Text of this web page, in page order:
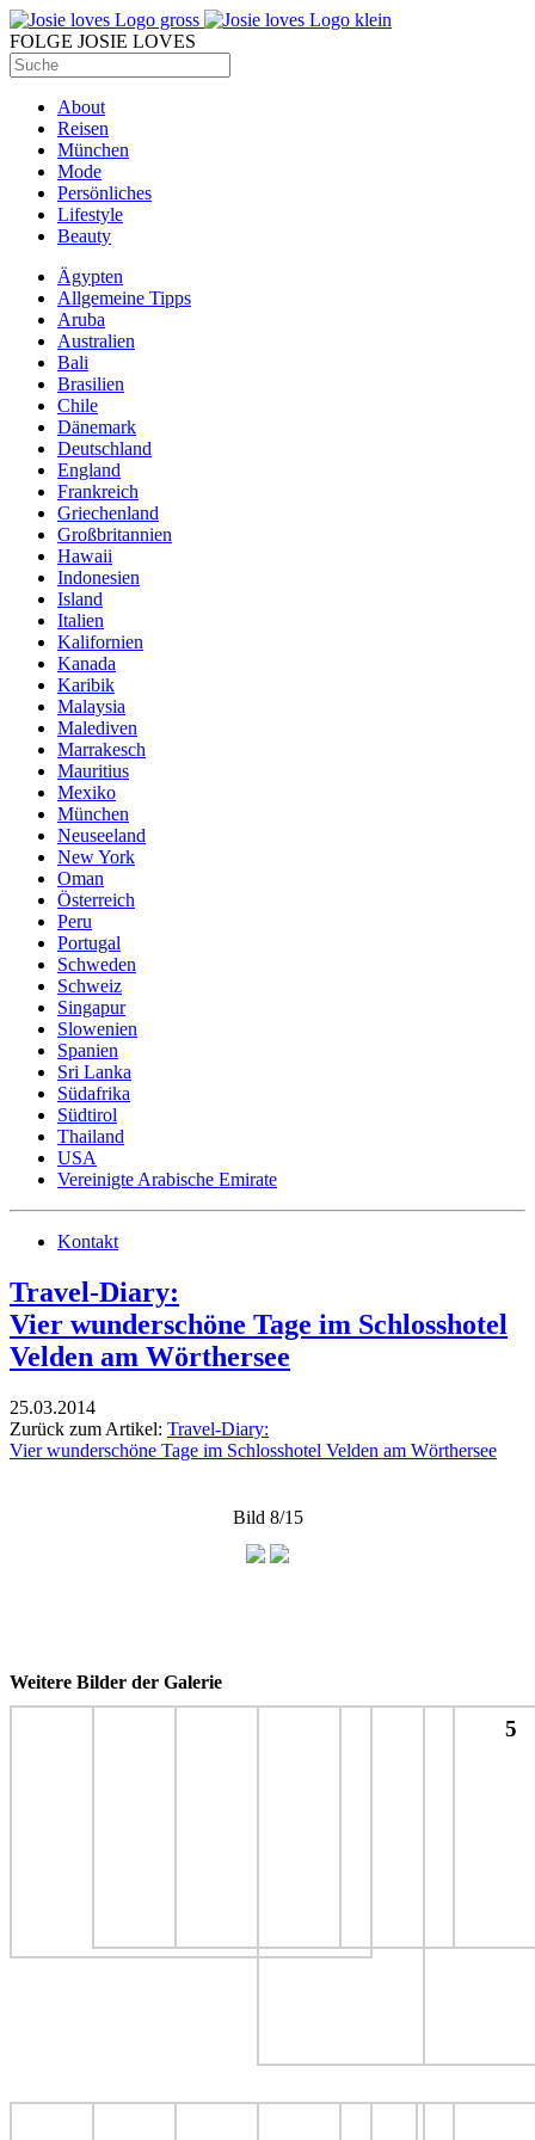
FOLGE JOSIE LOVES
About
Reisen
München
Mode
Persönliches
Lifestyle
Beauty
Ägypten
Allgemeine Tipps
Aruba
Australien
Bali
Brasilien
Chile
Dänemark
Deutschland
England
Frankreich
Griechenland
Großbritannien
Hawaii
Indonesien
Island
Italien
Kalifornien
Kanada
Karibik
Malaysia
Malediven
Marrakesch
Mauritius
Mexiko
München
Neuseeland
New York
Oman
Österreich
Peru
Portugal
Schweden
Schweiz
Singapur
Slowenien
Spanien
Sri Lanka
Südafrika
Südtirol
Thailand
USA
Vereinigte Arabische Emirate
Kontakt
Travel-Diary:
Vier wunderschöne Tage im Schlosshotel
Velden am Wörthersee
25.03.2014
Zurück zum Artikel: Travel-Diary:
Vier wunderschöne Tage im Schlosshotel Velden am Wörthersee
Bild 8/15
Weitere Bilder der Galerie
5